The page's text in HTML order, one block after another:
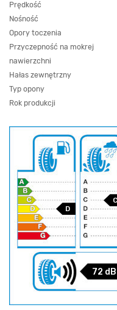
Prędkość
Nośność
Opory toczenia
Przyczepność na mokrej
nawierzchni
Hałas zewnętrzny
Typ opony
Rok produkcji
D
C
72 dB